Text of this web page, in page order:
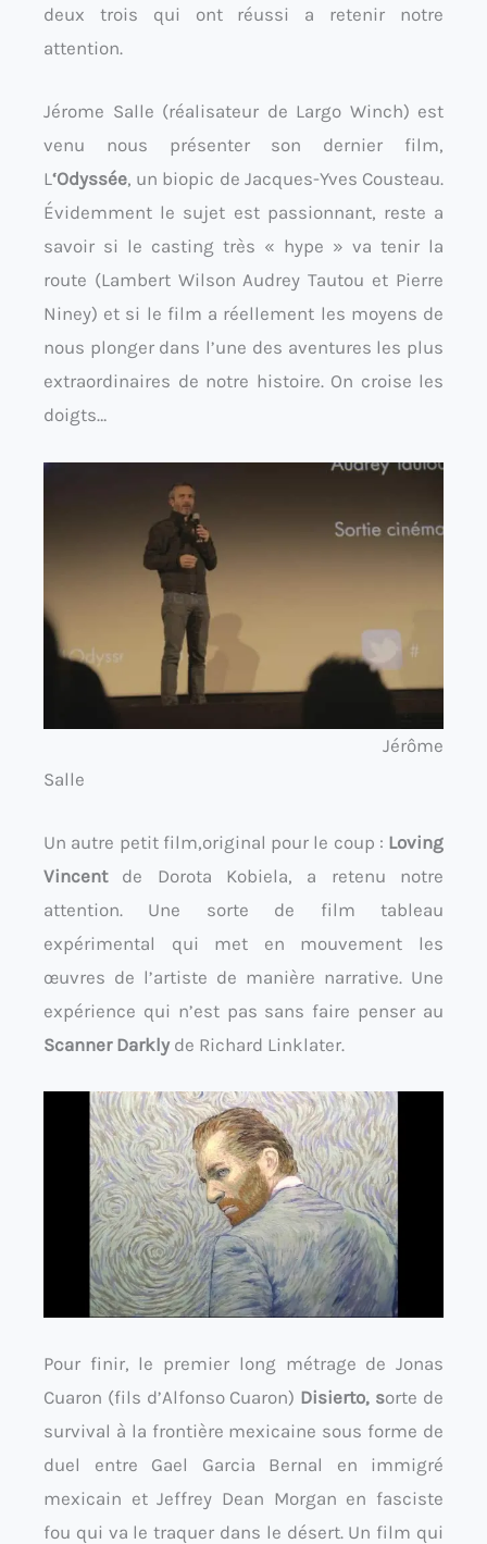
deux trois qui ont réussi a retenir notre
attention.
Jérome Salle (réalisateur de Largo Winch) est
venu nous présenter son dernier film,
L‘Odyssée, un biopic de Jacques-Yves Cousteau.
Évidemment le sujet est passionnant, reste a
savoir si le casting très « hype » va tenir la
route (Lambert Wilson Audrey Tautou et Pierre
Niney) et si le film a réellement les moyens de
nous plonger dans l’une des aventures les plus
extraordinaires de notre histoire. On croise les
doigts…
Jérôme
Salle
Un autre petit film,original pour le coup : Loving
Vincentde Dorota Kobiela, a retenu notre
attention. Une sorte de film tableau
expérimental qui met en mouvement les
œuvres de l’artiste de manière narrative. Une
expérience qui n’est pas sans faire penser au
Scanner Darklyde Richard Linklater.
Pour finir, le premier long métrage de Jonas
Cuaron (fils d’Alfonso Cuaron) Disierto, sorte de
survival à la frontière mexicaine sous forme de
duel entre Gael Garcia Bernal en immigré
mexicain et Jeffrey Dean Morgan en fasciste
fou qui va le traquer dans le désert. Un film qui